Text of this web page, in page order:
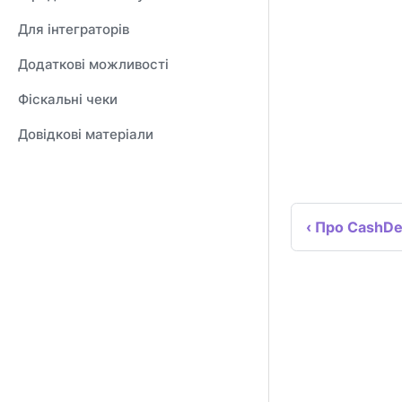
Для інтеграторів
Додаткові можливості
Фіскальні чеки
Довідкові матеріали
Про